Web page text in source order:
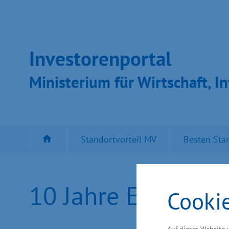
Inves­toren­por­tal
Ministeri­um für Wirt­schaft,
Standortvorteil MV Besten
10 Jahre